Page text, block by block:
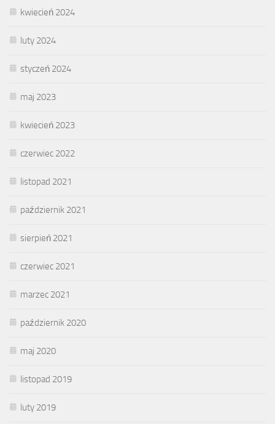
kwiecień 2024
luty 2024
styczeń 2024
maj 2023
kwiecień 2023
czerwiec 2022
listopad 2021
październik 2021
sierpień 2021
czerwiec 2021
marzec 2021
październik 2020
maj 2020
listopad 2019
luty 2019